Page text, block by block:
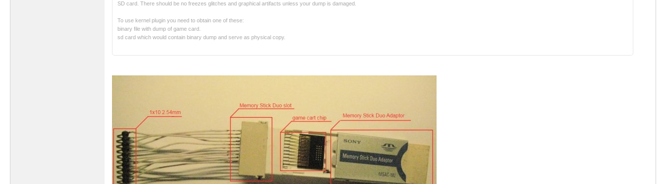
SD card. There should be no freezes glitches and graphical artifacts unless your dump is damaged.
To use kernel plugin you need to obtain one of these:
binary file with dump of game card.
sd card which would contain binary dump and serve as physical copy.